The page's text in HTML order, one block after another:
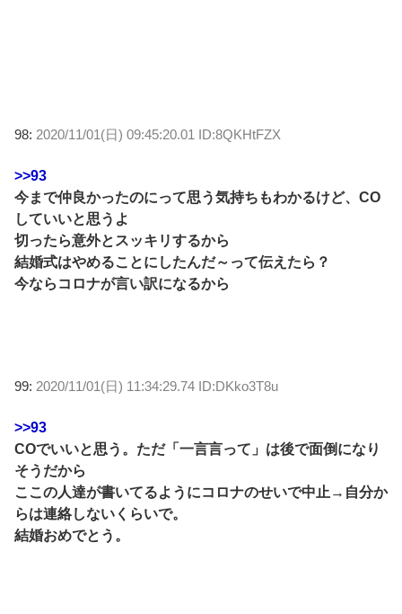
98: 2020/11/01(日) 09:45:20.01 ID:8QKHtFZX
>>93
今まで仲良かったのにって思う気持ちもわかるけど、CO
していいと思うよ
切ったら意外とスッキリするから
結婚式はやめることにしたんだ～って伝えたら？
今ならコロナが言い訳になるから
99: 2020/11/01(日) 11:34:29.74 ID:DKko3T8u
>>93
COでいいと思う。ただ「一言言って」は後で面倒になり
そうだから
ここの人達が書いてるようにコロナのせいで中止→自分か
らは連絡しないくらいで。
結婚おめでとう。